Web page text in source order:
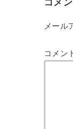
メール
コメン